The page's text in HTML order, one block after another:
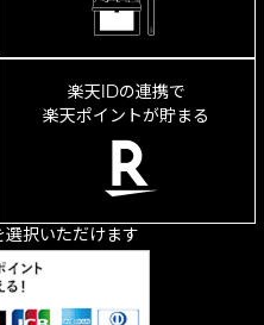
楽天IDの連携で
楽天ポイントが貯まる
択いただけます